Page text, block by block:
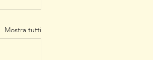
Mostra tutti